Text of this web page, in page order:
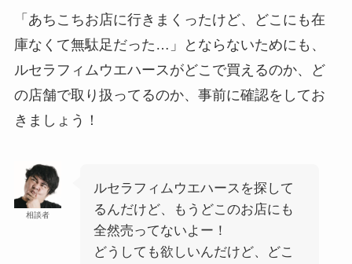
「あちこちお店に行きまくったけど、どこにも在
庫なくて無駄足だった…」とならないためにも、
ルセラフィムウエハースがどこで買えるのか、ど
の店舗で取り扱ってるのか、事前に確認をしてお
きましょう！
相談者
ルセラフィムウエハースを探して
るんだけど、もうどこのお店にも
全然売ってないよー！
どうしても欲しいんだけど、どこ